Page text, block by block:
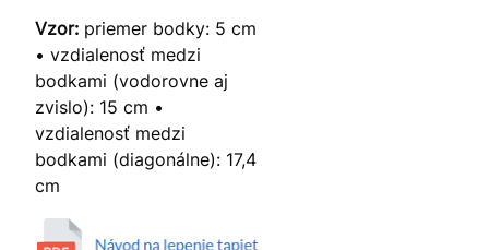
Vzor: priemer bodky: 5 cm
• vzdialenosť medzi
bodkami (vodorovne aj
zvislo): 15 cm •
vzdialenosť medzi
bodkami (diagonálne): 17,4
cm